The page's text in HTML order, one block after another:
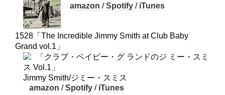
amazon /Spotify / iTunes
1528「The Incredible Jimmy Smith at Club Baby
Grand vol.1」
「クラブ・ベイビー・グ ランドのジ ミー・スミ
ス Vol.1」
Jimmy Smith/ジミー・スミス
amazon /Spotify / iTunes